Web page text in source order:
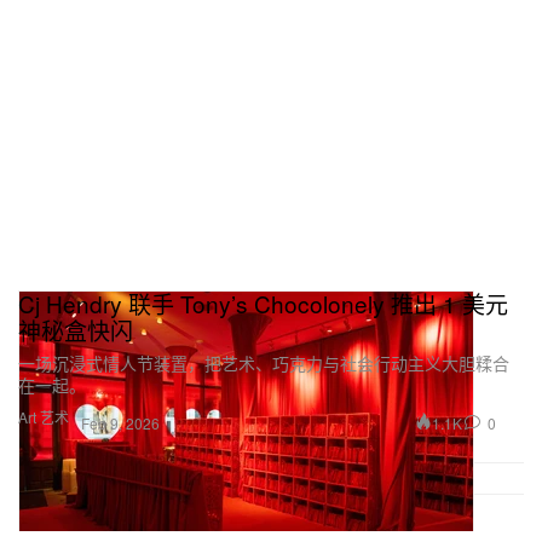
Art 艺术
Cj Hendry 联手 Tony’s Chocolonely 推出 1 美元
神秘盒快闪
一场沉浸式情人节装置，把艺术、巧克力与社会行动主义大胆糅合
在一起。
Feb 9, 2026 1.1K 0